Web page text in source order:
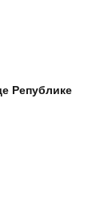
Републике